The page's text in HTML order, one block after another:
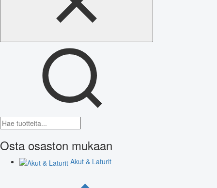
Osta osaston mukaan
Akut & Laturit